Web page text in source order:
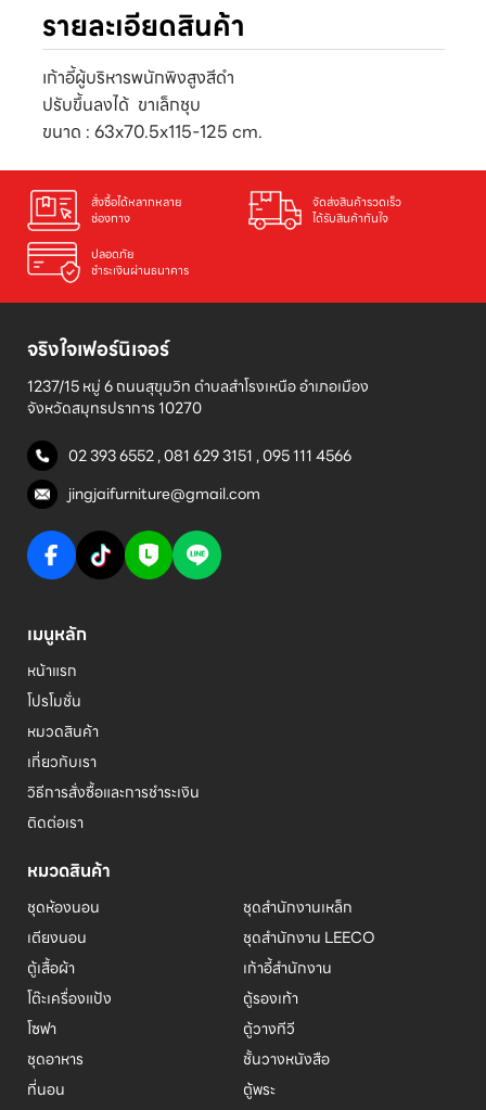
รายละเอียดสินค้า
เก้าอี้ผู้บริหารพนักพิงสูงสีดำ
ปรับขึ้นลงได้ ขาเล็กชุบ
ขนาด : 63x70.5x115-125 cm.
สั่งซื้อได้หลากหลาย
ช่องทาง
จัดส่งสินค้ารวดเร็ว
ได้รับสินค้าทันใจ
ปลอดภัย
ชำระเงินผ่านธนาคาร
จริงใจเฟอร์นิเจอร์
1237/15 หมู่ 6 ถนนสุขุมวิท ตำบลสำโรงเหนือ อำเภอเมือง
จังหวัดสมุทรปราการ 10270
02 393 6552,081 629 3151 ,095 111 4566
jingjaifurniture@gmail.com
เมนูหลัก
หน้าแรก
โปรโมชั่น
หมวดสินค้า
เกี่ยวกับเรา
วิธีการสั่งซื้อและการชำระเงิน
ติดต่อเรา
หมวดสินค้า
ชุดห้องนอน
เตียงนอน
ตู้เสื้อผ้า
โต๊ะเครื่องแป้ง
โซฟา
ชุดอาหาร
ที่นอน
ชุดสำนักงานเหล็ก
ชุดสำนักงาน LEECO
เก้าอี้สำนักงาน
ตู้รองเท้า
ตู้วางทีวี
ชั้นวางหนังสือ
ตู้พระ